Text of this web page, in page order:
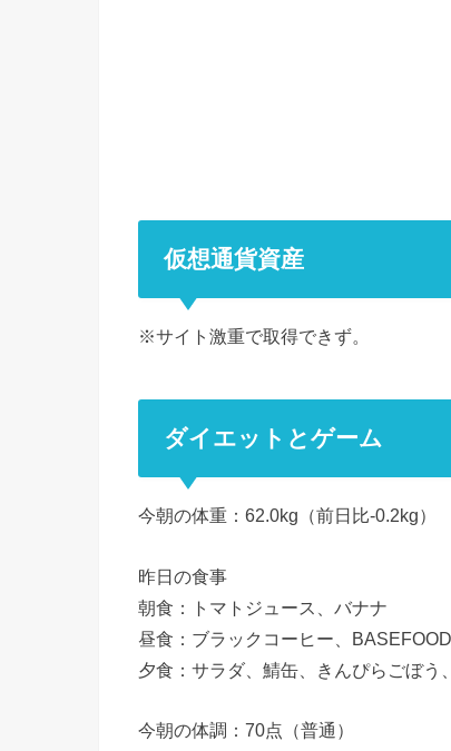
仮想通貨資産
※サイト激重で取得できず。
ダイエットとゲーム
今朝の体重：62.0kg（前日比-0.2kg）
昨日の食事
朝食：トマトジュース、バナナ
昼食：ブラックコーヒー、BASEFOOD
夕食：サラダ、鯖缶、きんぴらごぼう
今朝の体調：70点（普通）